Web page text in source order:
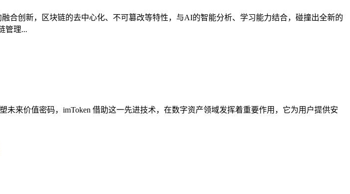
合创新，区块链的去中心化、不可篡改等特性，与AI的智能分析、学习能力结合，碰撞出全新的
管理...
来价值密码，imToken 借助这一先进技术，在数字资产领域发挥着重要作用，它为用户提供安